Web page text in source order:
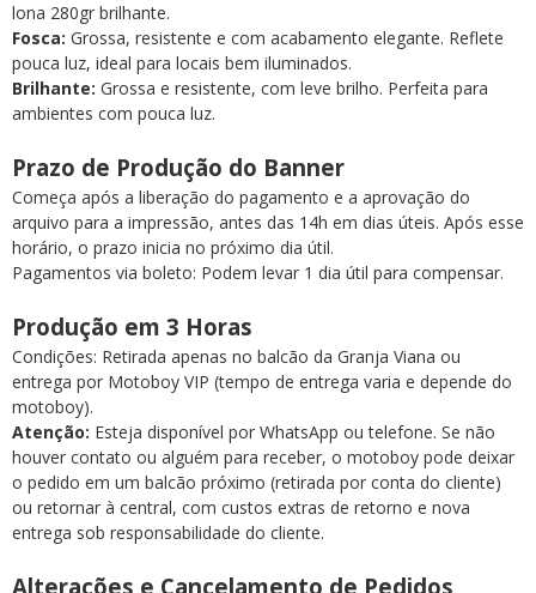
lona 280gr brilhante.
Fosca: Grossa, resistente e com acabamento elegante. Reflete
pouca luz, ideal para locais bem iluminados.
Brilhante: Grossa e resistente, com leve brilho. Perfeita para
ambientes com pouca luz.
Prazo de Produção do Banner
Começa após a liberação do pagamento e a aprovação do
arquivo para a impressão, antes das 14h em dias úteis. Após esse
horário, o prazo inicia no próximo dia útil.
Pagamentos via boleto: Podem levar 1 dia útil para compensar.
Produção em 3 Horas
Condições: Retirada apenas no balcão da Granja Viana ou
entrega por Motoboy VIP (tempo de entrega varia e depende do
motoboy).
Atenção: Esteja disponível por WhatsApp ou telefone. Se não
houver contato ou alguém para receber, o motoboy pode deixar
o pedido em um balcão próximo (retirada por conta do cliente)
ou retornar à central, com custos extras de retorno e nova
entrega sob responsabilidade do cliente.
Alterações e Cancelamento de Pedidos